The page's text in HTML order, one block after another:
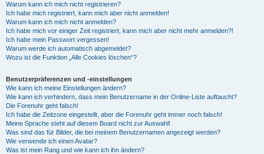
Warum kann ich mich nicht registrieren?
Ich habe mich registriert, kann mich aber nicht anmelden!
Warum kann ich mich nicht anmelden?
Ich habe mich vor einiger Zeit registriert, kann mich aber nicht mehr anmelden?!
Ich habe mein Passwort vergessen!
Warum werde ich automatisch abgemeldet?
Wozu ist die Funktion „Alle Cookies löschen“?
Benutzerpräferenzen und -einstellungen
Wie kann ich meine Einstellungen ändern?
Wie kann ich verhindern, dass mein Benutzername in der Online-Liste auftaucht?
Die Forenuhr geht falsch!
Ich habe die Zeitzone eingestellt, aber die Forenuhr geht immer noch falsch!
Meine Sprache steht auf diesem Board nicht zur Auswahl!
Was sind das für Bilder, die bei meinem Benutzernamen angezeigt werden?
Wie verwende ich einen Avatar?
Was ist mein Rang und wie kann ich ihn ändern?